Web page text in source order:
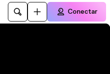
Conectar